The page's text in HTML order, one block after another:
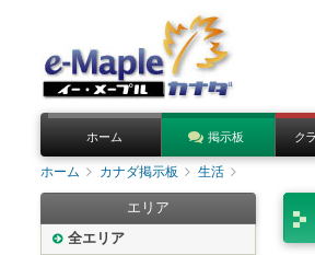
ホーム 掲示板 ク
ホーム カナダ掲示板 生活
エリア
全エリア